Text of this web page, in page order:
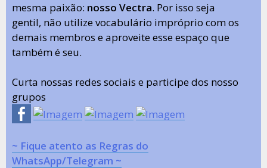
mesma paixão: nosso Vectra. Por isso seja
gentil, não utilize vocabulário impróprio com os
demais membros e aproveite esse espaço que
também é seu.
Curta nossas redes sociais e participe dos nosso
grupos
~ Fique atento as Regras do
WhatsApp/Telegram ~